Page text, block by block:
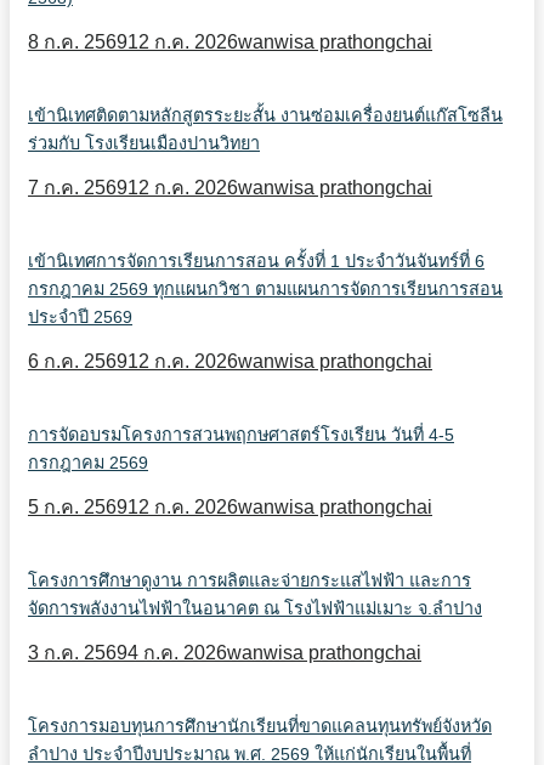
8 ก.ค. 256912 ก.ค. 2026wanwisa prathongchai
เข้านิเทศติดตามหลักสูตรระยะสั้น งานซ่อมเครื่องยนต์แก๊สโซลีน
ร่วมกับ โรงเรียนเมืองปานวิทยา
7 ก.ค. 256912 ก.ค. 2026wanwisa prathongchai
เข้านิเทศการจัดการเรียนการสอน ครั้งที่ 1 ประจำวันจันทร์ที่ 6
กรกฎาคม 2569 ทุกแผนกวิชา ตามแผนการจัดการเรียนการสอน
ประจำปี 2569
6 ก.ค. 256912 ก.ค. 2026wanwisa prathongchai
การจัดอบรมโครงการสวนพฤกษศาสตร์โรงเรียน วันที่ 4-5
กรกฎาคม 2569
5 ก.ค. 256912 ก.ค. 2026wanwisa prathongchai
โครงการศึกษาดูงาน การผลิตและจ่ายกระแสไฟฟ้า และการ
จัดการพลังงานไฟฟ้าในอนาคต ณ โรงไฟฟ้าแม่เมาะ จ.ลำปาง
3 ก.ค. 25694 ก.ค. 2026wanwisa prathongchai
โครงการมอบทุนการศึกษานักเรียนที่ขาดแคลนทุนทรัพย์จังหวัด
ลำปาง ประจำปีงบประมาณ พ.ศ. 2569 ให้แก่นักเรียนในพื้นที่